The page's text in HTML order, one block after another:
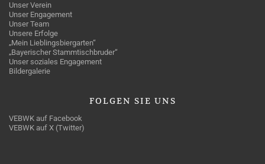
Unser Verein
Unser Engagement
Unser Team
Unsere Erfolge
„Mein Lieblingsbiergarten“
„Bayerischer Stammtischbruder“
Unser soziales Engagement
Bildergalerie
FOLGEN SIE UNS
VEBWK auf Facebook
VEBWK auf X (Twitter)